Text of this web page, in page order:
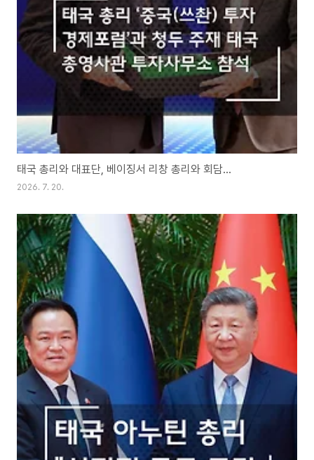
태국 총리와 대표단, 베이징서 리창 총리와 회담…
2026. 7. 20.